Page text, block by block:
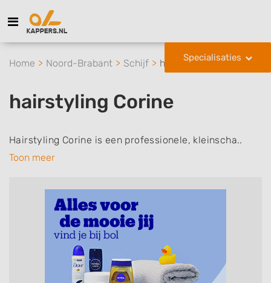
Specialisaties
Home Noord-Brabant Schijf hairstyling Corine
hairstyling Corine
Hairstyling Corine is een professionele, kleinscha..
Toon meer